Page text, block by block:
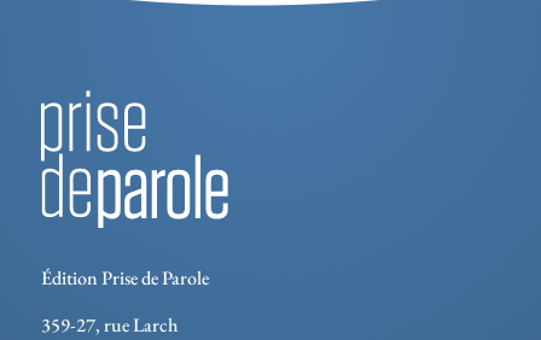
Édition Prise de Parole
359-27, rue Larch